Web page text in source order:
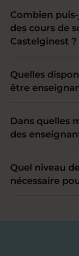
Combien
des cours de
Castelginest ?
Quelles
être
Dans quelles
Quel niveau
nécessaire